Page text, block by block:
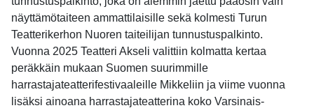
näyttämötaiteen ammattilaisille sekä kolmesti Turun
Teatterikerhon Nuoren taiteilijan tunnustuspalkinto.
Vuonna 2025 Teatteri Akseli valittiin kolmatta kertaa
peräkkäin mukaan Suomen suurimmille
harrastajateatterifestivaaleille Mikkeliin ja viime vuonna
lisäksi ainoana harrastajateatterina koko Varsinais-